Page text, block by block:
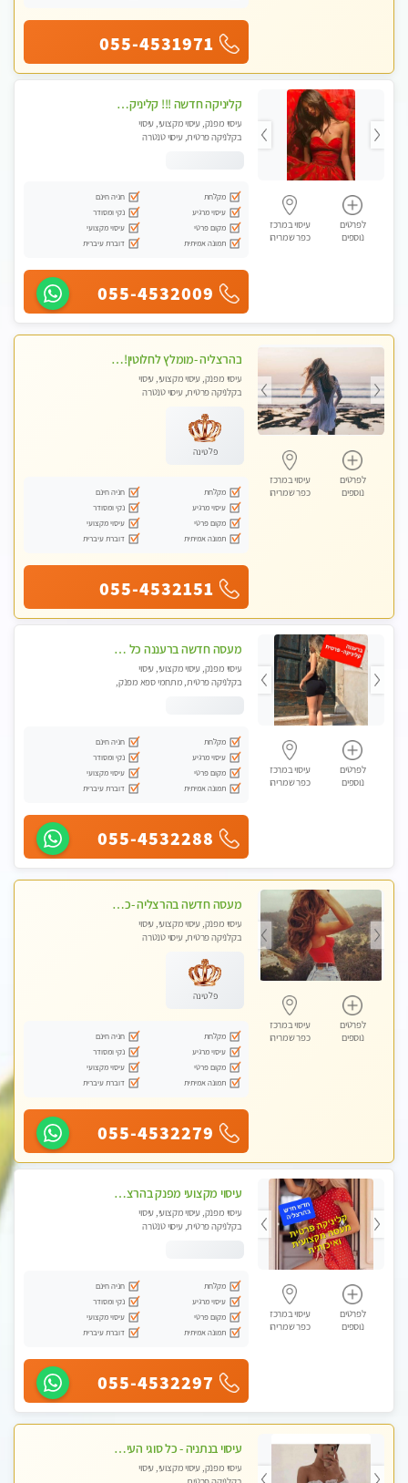
055-4531971
לפרטים
נוספים
עיסוי במרכז
כפר שמריהו
קליניקה חדשה !!! קליניקה פרטית ואיכותית במיוחד בהרצליה
עיסוי מפנק, עיסוי מקצועי, עיסוי
בקלניקה פרטית, עיסוי טנטרה
מקלחת
חניה חינם
עיסוי מרגיע
נקי ומסודר
מקום פרטי
עיסוי מקצועי
תמונה אמיתית
דוברת עיברית
055-4532009
לפרטים
נוספים
עיסוי במרכז
כפר שמריהו
בהרצליה -מומלץ לחלוטין!!!! כל סוגי העיסויים מעסה מקצועית ואיכותית פרטי!!!
עיסוי מפנק, עיסוי מקצועי, עיסוי
בקלניקה פרטית, עיסוי טנטרה
פלטינה
מקלחת
חניה חינם
עיסוי מרגיע
נקי ומסודר
מקום פרטי
עיסוי מקצועי
תמונה אמיתית
דוברת עיברית
055-4532151
לפרטים
נוספים
עיסוי במרכז
כפר שמריהו
מעסה חדשה ברעננה כל סוגי העיסויים מעסה מקצועית ואיכותית פרטי!!!מומלץ לחלוטין!!
עיסוי מפנק, עיסוי מקצועי, עיסוי
בקלניקה פרטית, מתחמי ספא מפנק,
מקלחת
חניה חינם
עיסוי מרגיע
נקי ומסודר
מקום פרטי
עיסוי מקצועי
תמונה אמיתית
דוברת עיברית
055-4532288
לפרטים
נוספים
עיסוי במרכז
כפר שמריהו
מעסה חדשה בהרצליה -כל סוגי העיסויים מעסה מקצועית ואיכותית פרטי!!!מומלץ לחלוטין!! אירוח ברמה אחרת ...כולל שתיה חמה/קרה + בקבוק מים
עיסוי מפנק, עיסוי מקצועי, עיסוי
בקלניקה פרטית, עיסוי טנטרה
פלטינה
מקלחת
חניה חינם
עיסוי מרגיע
נקי ומסודר
מקום פרטי
עיסוי מקצועי
תמונה אמיתית
דוברת עיברית
055-4532279
לפרטים
נוספים
עיסוי במרכז
כפר שמריהו
עיסוי מקצועי מפנק בהרצליה-מומלץ !!אירוח ברמה אחרת ...כולל שתיה חמה/קרה + בקבוק מים
עיסוי מפנק, עיסוי מקצועי, עיסוי
בקלניקה פרטית, עיסוי טנטרה
מקלחת
חניה חינם
עיסוי מרגיע
נקי ומסודר
מקום פרטי
עיסוי מקצועי
תמונה אמיתית
דוברת עיברית
055-4532297
עיסוי בנתניה - כל סוגי העיסויים מעסה מקצועית ואיכותית פרטי!!!מומלץ לחלוטין!!!!
עיסוי מפנק, עיסוי מקצועי, עיסוי